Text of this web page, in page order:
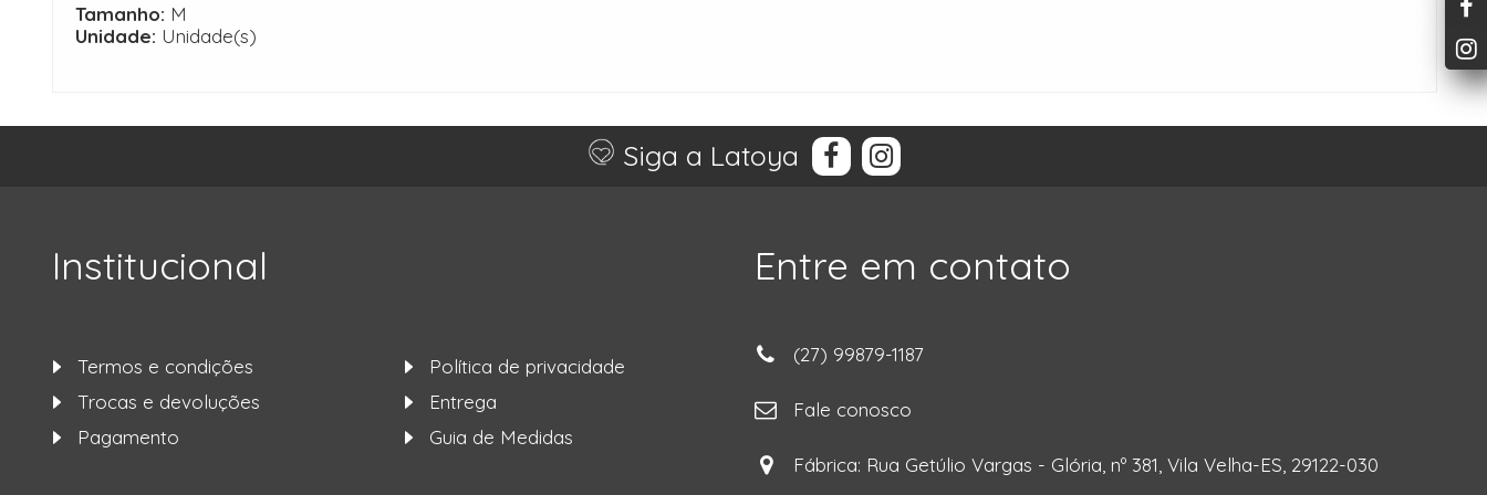
Tamanho: M
Unidade: Unidade(s)
Siga a Latoya
Institucional
Termos e condições
Política de privacidade
Trocas e devoluções
Entrega
Pagamento
Guia de Medidas
Entre em contato
(27) 99879-1187
Fale conosco
Fábrica: Rua Getúlio Vargas - Glória, nº 381, Vila Velha-ES, 29122-030